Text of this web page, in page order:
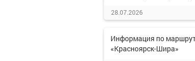
28.07.2026
Информация по
«Красноярск-Шира»